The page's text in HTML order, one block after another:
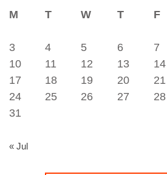
M
T W T F
3
4 5 6 7
10
11 12 13 14
17
18 19 20 21
24
25 26 27 28
31
« Jul